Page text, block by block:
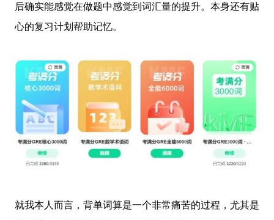
后确实能感觉在做题中感觉到词汇量的提升。本身还有贴
心的复习计划帮助记忆。
就我本人而言，背单词算是一个非常痛苦的过程，尤其是